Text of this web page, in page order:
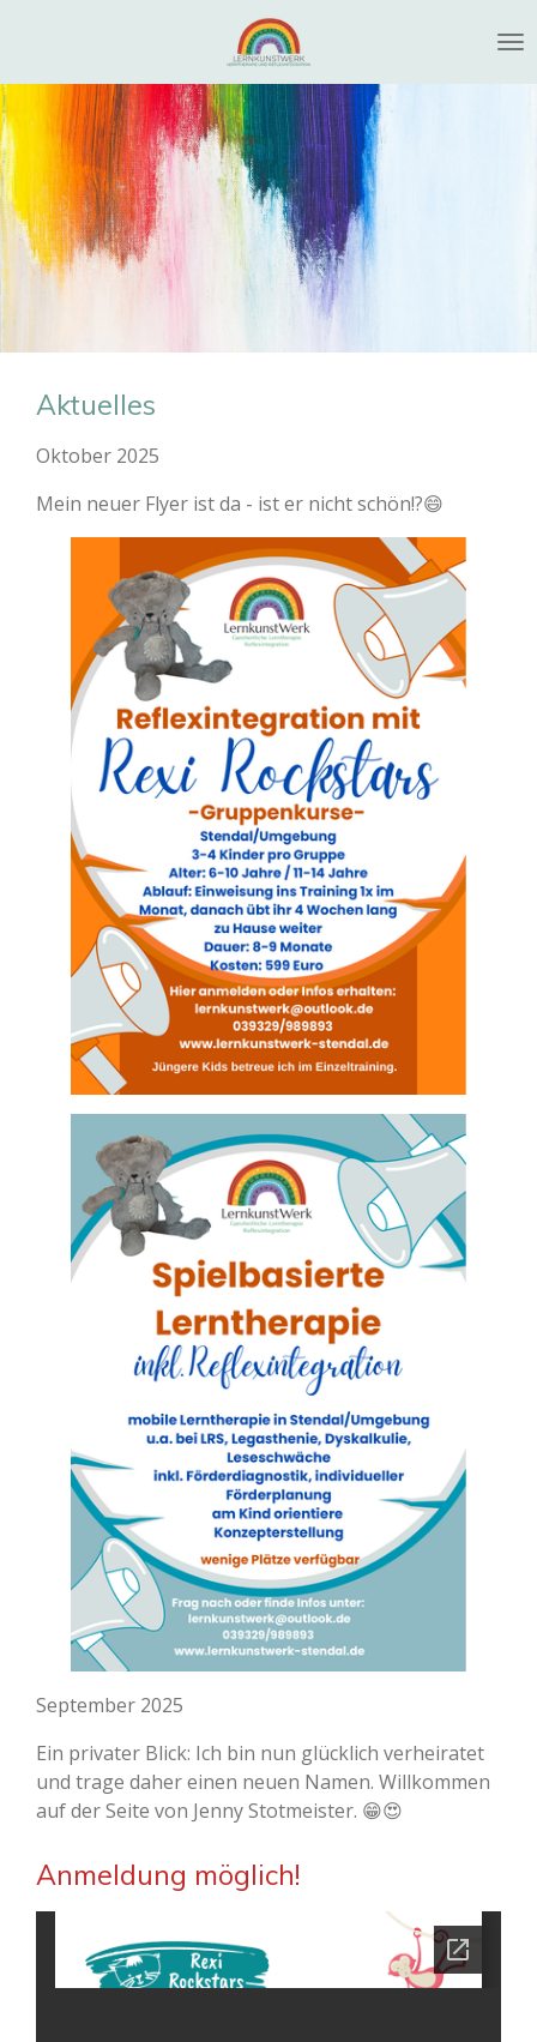
springen
Aktuelles
Oktober 2025
Mein neuer Flyer ist da - ist er nicht schön!?😄
September 2025
Ein privater Blick: Ich bin nun glücklich verheiratet
und trage daher einen neuen Namen. Willkommen
auf der Seite von Jenny Stotmeister. 😁😍
Anmeldung möglich!